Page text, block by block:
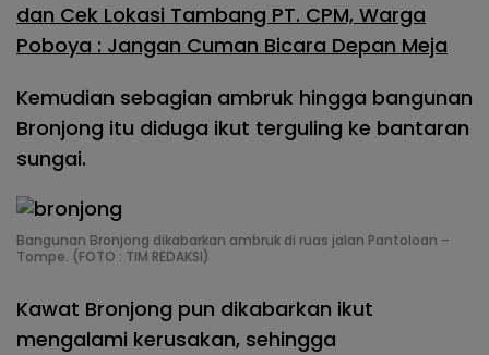
dan Cek Lokasi Tambang PT. CPM, Warga
Poboya : Jangan Cuman Bicara Depan Meja
Kemudian sebagian ambruk hingga bangunan
Bronjong itu diduga ikut terguling ke bantaran
sungai.
Bangunan Bronjong dikabarkan ambruk di ruas jalan Pantoloan –
Tompe. (FOTO : TIM REDAKSI)
Kawat Bronjong pun dikabarkan ikut
mengalami kerusakan, sehingga